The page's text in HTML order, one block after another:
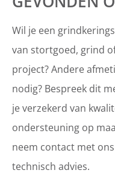
Wil je een
van stortgoed, grind
project? Andere
nodig? Bespreek dit
je verzekerd van
ondersteuning op
neem contact met
technisch advies.